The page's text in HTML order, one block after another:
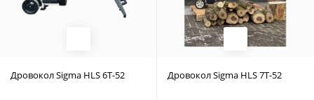
Дровокол Sigma HLS 6T-52 Дровокол Sigma HLS 7T-52